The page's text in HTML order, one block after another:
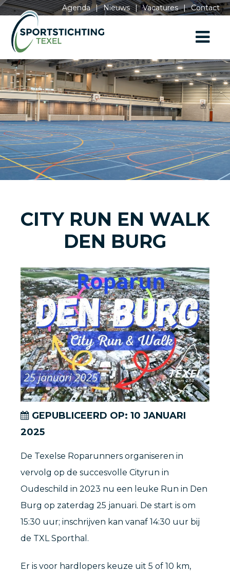
Agenda | Nieuws | Vacatures | Contact
CITY RUN EN WALK
DEN BURG
GEPUBLICEERD OP: 10 JANUARI
2025
De Texelse Roparunners organiseren in
vervolg op de succesvolle Cityrun in
Oudeschild in 2023 nu een leuke Run in Den
Burg op zaterdag 25 januari. De start is om
15:30 uur; inschrijven kan vanaf 14:30 uur bij
de TXL Sporthal.
Er is voor hardlopers keuze uit 5 of 10 km,